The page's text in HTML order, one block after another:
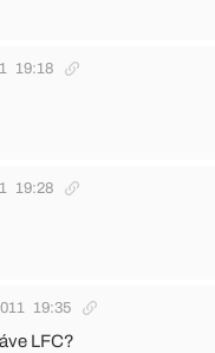
19:18
19:28
19:35
LFC?